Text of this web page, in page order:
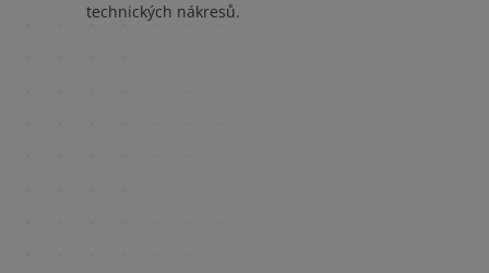
technických nákresů.